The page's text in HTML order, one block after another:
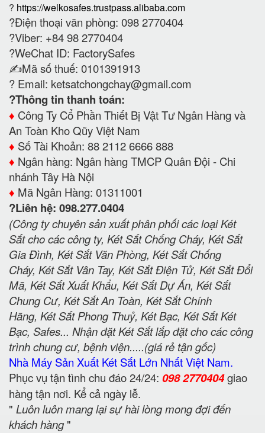
? https://welkosafes.trustpass.alibaba.com
?Điện thoại văn phòng: 098 2770404
?Viber: +84 98 2770404
?WeChat ID: FactorySafes
✍️Mã số thuế: 0101391913
? Email: ketsatchongchay@gmail.com
?Thông tin thanh toán:
♦️ Công Ty Cổ Phần Thiết Bị Vật Tư Ngân Hàng và
An Toàn Kho Qũy Việt Nam
♦️ Số Tài Khoản: 88 2112 6666 888
♦️ Ngân hàng: Ngân hàng TMCP Quân Đội - Chi
nhánh Tây Hà Nội
♦️ Mã Ngân Hàng: 01311001
?Liên hệ: 098.277.0404
(Công ty chuyên sản xuất phân phối các loại Két
Sắt cho các công ty, Két Sắt Chống Cháy, Két Sắt
Gia Đình, Két Sắt Văn Phòng, Két Sắt Chống
Cháy, Két Sắt Vân Tay, Két Sắt Điện Tử, Két Sắt Đổi
Mã, Két Sắt Xuất Khẩu, Két Sắt Dự Án, Két Sắt
Chung Cư, Két Sắt An Toàn, Két Sắt Chính
Hãng, Két Sắt Phong Thuỷ, Két Bạc, Két Sắt Két
Bạc, Safes... Nhận đặt Két Sắt lắp đặt cho các công
trình chung cư, bệnh viện.....(giá rẻ tận gốc)
Nhà Máy Sản Xuất Két Sắt Lớn Nhất Việt Nam.
Phục vụ tận tình chu đáo 24/24: 098 2770404giao
hàng tận nơi. Kể cả ngày lễ.
" Luôn luôn mang lại sự hài lòng mong đợi đến
khách hàng"